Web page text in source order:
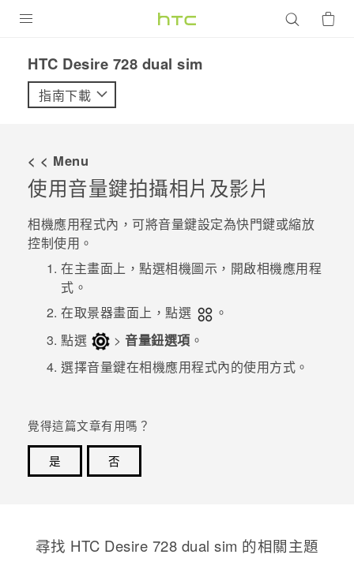
VIVE
配件
優惠專區
焦點訊息
校園專案
企業採購
銷售通路
支援服務
VIVELAND
HTC Desire 728 dual sim‎
指南下載
< < Menu
使用音量鍵拍攝相片及影片
相機應用程式內，可將音量鍵設定為快門鍵或縮放
控制使用。
在主畫面上，點選相機圖示，開啟相機應用程
式。
在取景器畫面上，點選
。
點選
> 音量鈕選項 。
選擇音量鍵在相機應用程式內的使用方式。
覺得這篇文章有用嗎？
是
否
尋找 HTC Desire 728 dual sim 的相關主題